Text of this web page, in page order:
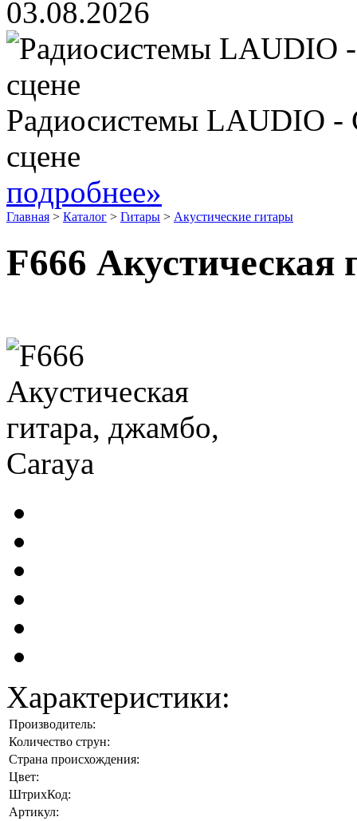
03.08.2026
Радиосистемы LAUDIO -
сцене
подробнее»
Главная > Каталог > Гитары > Акустические гитары
F666 Акустическая
Характеристики:
Производитель:
Количество струн:
Страна происхождения:
Цвет:
ШтрихКод:
Артикул: